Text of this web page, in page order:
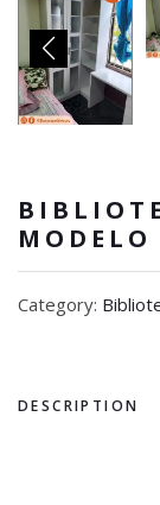
MODELO
Category:
DESCRIPTION